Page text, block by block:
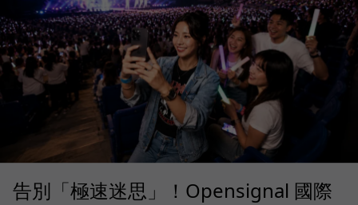
告別「極速迷思」！Opensignal 國際